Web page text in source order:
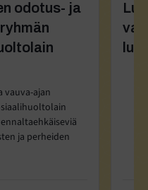
odotus- ja
vauva-ajan
ja perheiden